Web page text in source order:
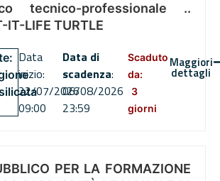
tecnico-professionale ..
IT-LIFE TURTLE
Data
inizio:
22/07/2026
09:00
Data di
scadenza:
06/08/2026
23:59
Scaduto
da:
3
giorni
Maggiori
dettagli
PER LA FORMAZIONE